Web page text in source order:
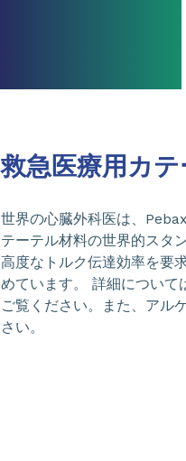
救急医療用カ
世界の心臓外科医は、Pebax
テーテル材料の世界的スタ
高度なトルク伝達効率を要
めています。 詳細について
ご覧ください。また、アル
さい。